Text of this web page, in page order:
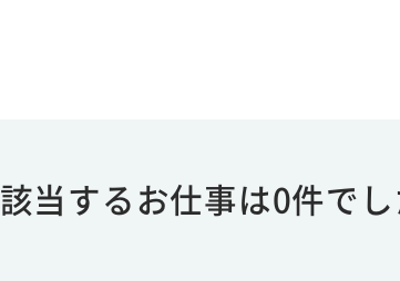
該当するお仕事は0件でし